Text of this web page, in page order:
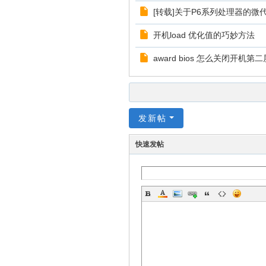
[转载]关于P6系列处理器的微
开机load 优化值的巧妙方法
award bios 怎么关闭开机第二
发新帖
快速发帖